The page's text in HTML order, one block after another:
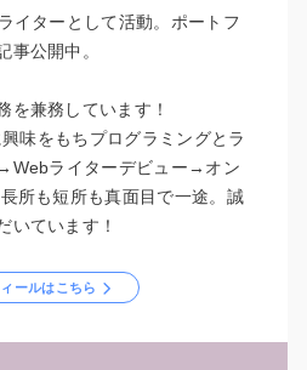
イターとして活動。ポートフ
事公開中。
を兼務しています！
味をもちプログラミングとラ
ライターデビュー→オン
所も短所も真面目で一途。誠
いています！
ールはこちら